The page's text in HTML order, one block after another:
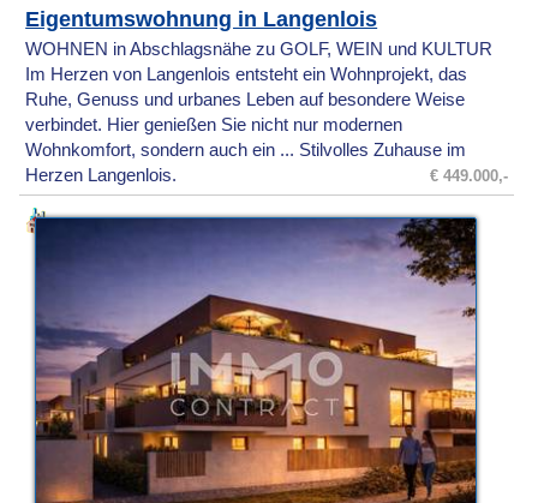
Eigentumswohnung in Langenlois
WOHNEN in Abschlagsnähe zu GOLF, WEIN und KULTUR
Im Herzen von Langenlois entsteht ein Wohnprojekt, das
Ruhe, Genuss und urbanes Leben auf besondere Weise
verbindet. Hier genießen Sie nicht nur modernen
Wohnkomfort, sondern auch ein ... Stilvolles Zuhause im
Herzen Langenlois.
€ 449.000,-